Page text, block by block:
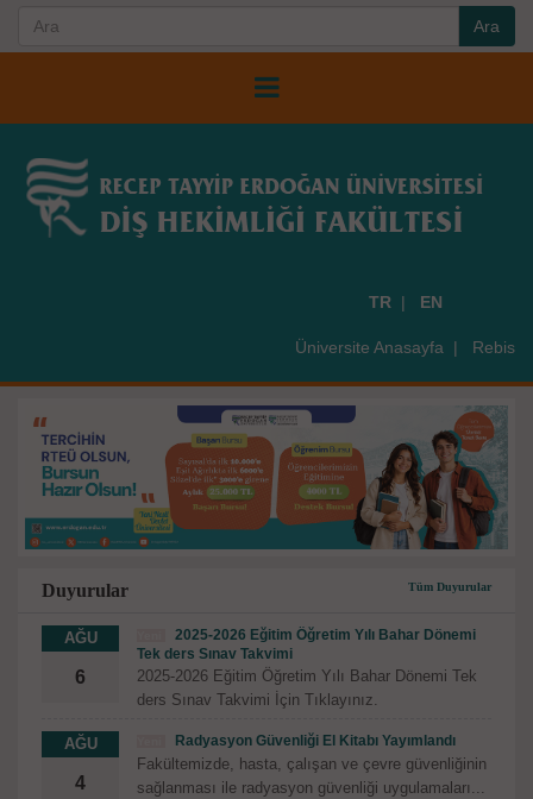
TR EN
Üniversite Anasayfa Rebis
Duyurular Tüm Duyurular
AĞU
6
2025-2026 Eğitim Öğretim Yılı Bahar Dönemi
Tek ders Sınav Takvimi
2025-2026 Eğitim Öğretim Yılı Bahar Dönemi Tek
ders Sınav Takvimi İçin Tıklayınız.
AĞU
4
Radyasyon Güvenliği El Kitabı Yayımlandı
Fakültemizde, hasta, çalışan ve çevre güvenliğinin
sağlanması ile radyasyon güvenliği uygulamaları...